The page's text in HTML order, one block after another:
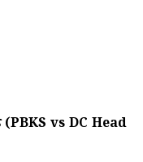
(PBKS vs DC Head